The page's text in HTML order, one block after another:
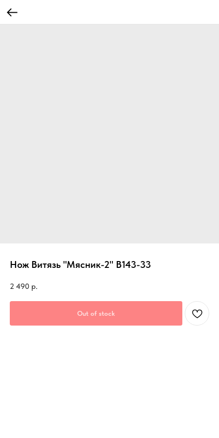
Нож Витязь "Мясник-2" B143-33
2 490 р.
Out of stock